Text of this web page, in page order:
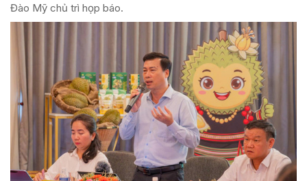
Đào Mỹ chủ trì họp báo.